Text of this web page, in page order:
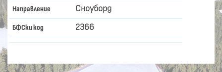
Направление Сноуборд
БФСки код 2366